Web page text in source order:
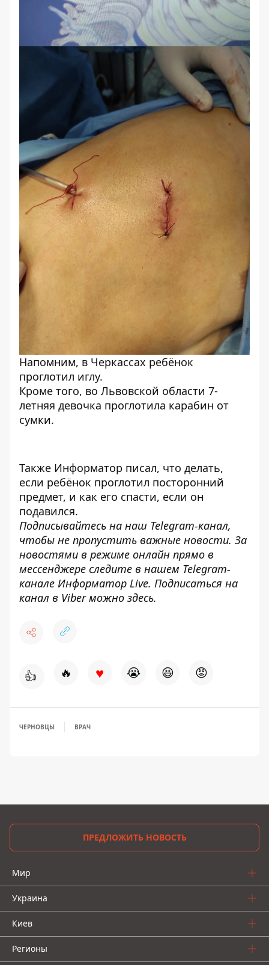
Напомним, в Черкассах ребёнок
проглотил иглу.
Кроме того, во Львовской области 7-
летняя девочка проглотила карабин от
сумки.
Также Информатор писал, что делать,
если ребёнок проглотил посторонний
предмет, и как его спасти, если он
подавился.
Подписывайтесь на наш Telegram-канал,
чтобы не пропустить важные новости. За
новостями в режиме онлайн прямо в
мессенджере следите в нашем Telegram-
канале Информатор Live. Подписаться на
канал в Viber можно здесь.
👍 🔥 ♥ 😭 😆 😡
ЧЕРНОВЦЫ ВРАЧ
ПРЕДЛОЖИТЬ НОВОСТЬ
Мир
Украина
Киев
Регионы